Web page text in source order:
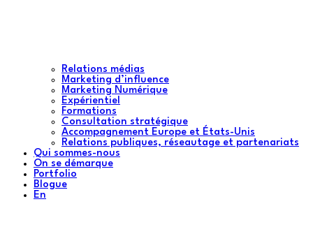
Relations médias
Marketing d’influence
Marketing Numérique
Expérientiel
Formations
Consultation stratégique
Accompagnement Europe et États-Unis
Relations publiques, réseautage et partenariats
Qui sommes-nous
On se démarque
Portfolio
Blogue
En